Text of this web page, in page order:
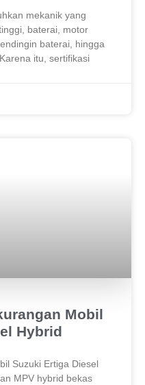
mekanik yang
baterai, motor
baterai, hingga
itu, sertifikasi
Mobil
Hybrid
Suzuki Ertiga Diesel
MPV hybrid bekas